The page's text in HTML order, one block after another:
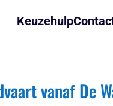
vanaf De
Keuzehulp